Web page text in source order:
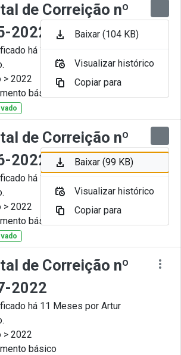
de Correição nº
2022
há 11 Meses por Artur
> 2022
básico
de Correição nº
2022
há 11 Meses por Artur
> 2022
básico
de Correição nº
2022
há 11 Meses por Artur
> 2022
básico
Baixar (104 KB)
Visualizar histórico
Copiar para
Baixar (99 KB)
Visualizar histórico
Copiar para